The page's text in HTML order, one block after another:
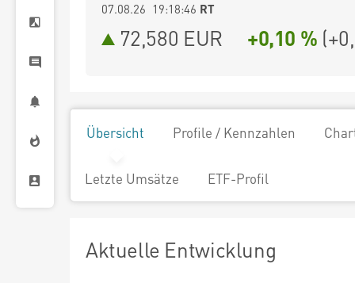
07.08.26 19:18:46 RT
72,580 EUR +0,10 % (
Übersicht Profile / Kennzahlen
Letzte Umsätze ETF-Profil
Aktuelle Entwicklung